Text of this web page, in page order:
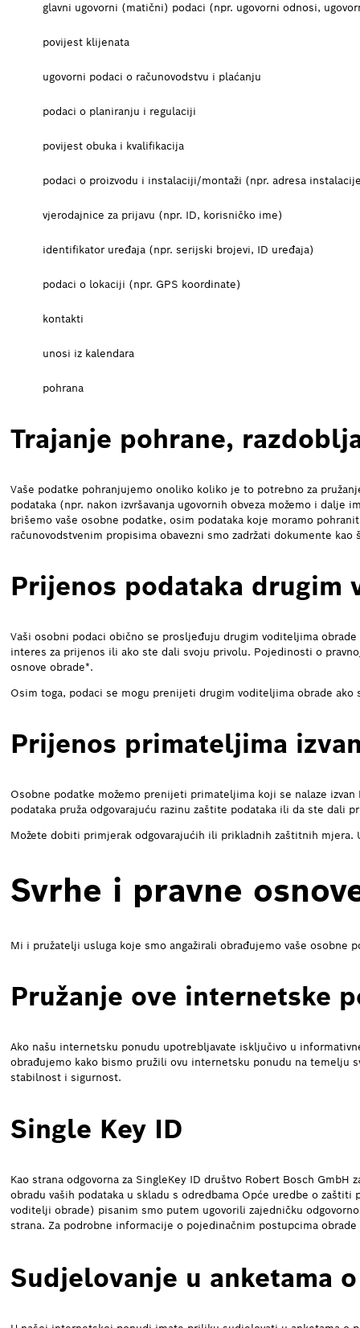
glavni ugovorni (matični) podaci (npr. ugovorni odnosi,
povijest klijenata
ugovorni podaci o računovodstvu i plaćanju
podaci o planiranju i regulaciji
povijest obuka i kvalifikacija
podaci o proizvodu i instalaciji/montaži (npr. adresa
vjerodajnice za prijavu (npr. ID, korisničko ime)
identifikator uređaja (npr. serijski brojevi, ID uređaja)
podaci o lokaciji (npr. GPS koordinate)
kontakti
unosi iz kalendara
pohrana
Trajanje pohrane,
Vaše podatke pohranjujemo onoliko koliko je to potrebno za
podataka (npr. nakon izvršavanja ugovornih obveza možemo i
brišemo vaše osobne podatke, osim podataka koje moramo
računovodstvenim propisima obavezni smo zadržati dokumente
Prijenos podataka drugim
Vaši osobni podaci obično se prosljeđuju drugim voditeljima
interes za prijenos ili ako ste dali svoju privolu. Pojedinosti o
osnove obrade*.
Osim toga, podaci se mogu prenijeti drugim voditeljima obrade
Prijenos primateljima
Osobne podatke možemo prenijeti primateljima koji se nalaze
podataka pruža odgovarajuću razinu zaštite podataka ili da ste dali
Možete dobiti primjerak odgovarajućih ili prikladnih zaštitnih
Svrhe i pravne
Mi i pružatelji usluga koje smo angažirali obrađujemo vaše osobne
Pružanje ove internetske
Ako našu internetsku ponudu upotrebljavate isključivo u
obrađujemo kako bismo pružili ovu internetsku ponudu na temelju
stabilnost i sigurnost.
Single Key ID
Kao strana odgovorna za SingleKey ID društvo Robert Bosch
obradu vaših podataka u skladu s odredbama Opće uredbe o
voditelji obrade) pisanim smo putem ugovorili zajedničku
strana. Za podrobne informacije o pojedinačnim postupcima
Sudjelovanje u anketama